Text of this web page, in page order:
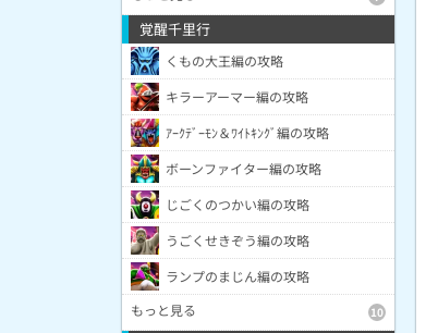
覚醒千里行
くもの大王編の攻略
キラーアーマー編の攻略
ｱｰｸﾃﾞｰﾓﾝ＆ﾜｲﾄｷﾝｸﾞ編の攻略
ボーンファイター編の攻略
じごくのつかい編の攻略
うごくせきぞう編の攻略
ランプのまじん編の攻略
もっと見る
10